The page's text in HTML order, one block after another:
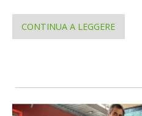
CONTINUA A LEGGERE